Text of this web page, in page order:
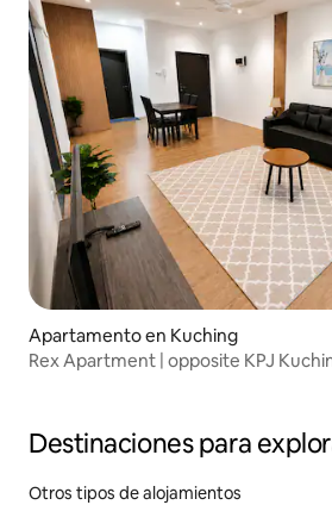
Apartamento en Kuching
Rex Apartment | opposite KPJ
Destinaciones para
Otros tipos de alojamientos